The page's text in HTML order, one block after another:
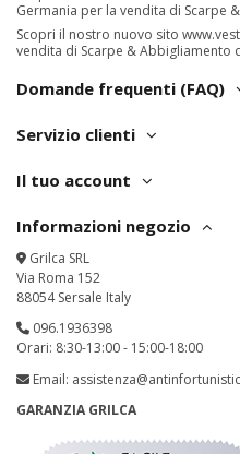
Germania per la vendita di Scarpe
Scopri il nostro nuovo sito
vendita di Scarpe & Abbigliamento
Domande frequenti (FAQ)
Servizio clienti
Il tuo account
Informazioni negozio
Grilca SRL
Via Roma 152
88054 Sersale Italy
096.1936398
Orari: 8:30-13:00 - 15:00-18:00
Email:
GARANZIA GRILCA